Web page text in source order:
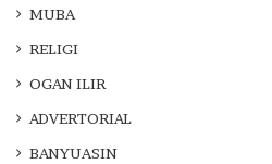
MUBA
RELIGI
OGAN ILIR
ADVERTORIAL
BANYUASIN